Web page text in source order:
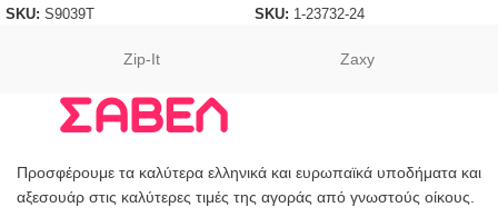
SKU: S9039T SKU: 1-23732-24
Zip-It Zaxy
Προσφέρουμε τα καλύτερα ελληνικά και ευρωπαϊκά υποδήματα και
αξεσουάρ στις καλύτερες τιμές της αγοράς από γνωστούς οίκους.